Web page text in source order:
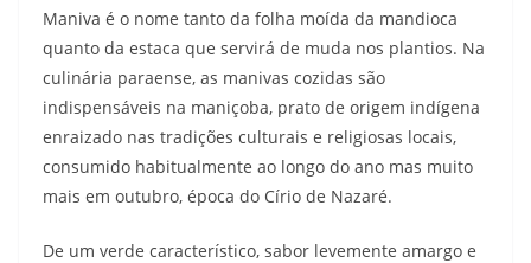
Maniva é o nome tanto da folha moída da mandioca
quanto da estaca que servirá de muda nos plantios. Na
culinária paraense, as manivas cozidas são
indispensáveis na maniçoba, prato de origem indígena
enraizado nas tradições culturais e religiosas locais,
consumido habitualmente ao longo do ano mas muito
mais em outubro, época do Círio de Nazaré.
De um verde característico, sabor levemente amargo e